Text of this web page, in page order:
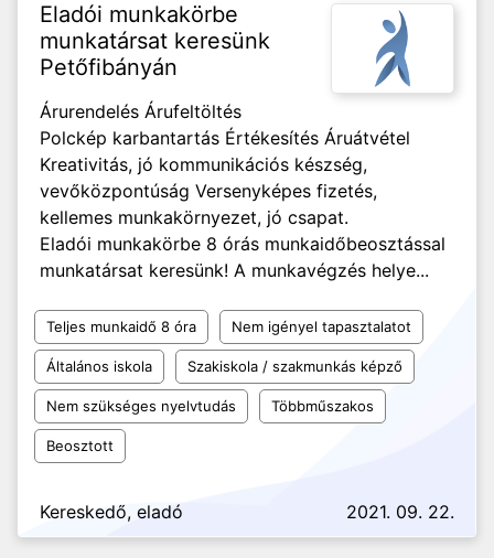
Eladói munkakörbe
munkatársat keresünk
Petőfibányán
Árurendelés Árufeltöltés
Polckép karbantartás Értékesítés Áruátvétel
Kreativitás, jó kommunikációs készség,
vevőközpontúság Versenyképes fizetés,
kellemes munkakörnyezet, jó csapat.
Eladói munkakörbe 8 órás munkaidőbeosztással
munkatársat keresünk! A munkavégzés helye...
Teljes munkaidő 8 óra Nem igényel tapasztalatot
Általános iskola Szakiskola / szakmunkás képző
Nem szükséges nyelvtudás Többműszakos
Beosztott
Kereskedő, eladó 2021. 09. 22.